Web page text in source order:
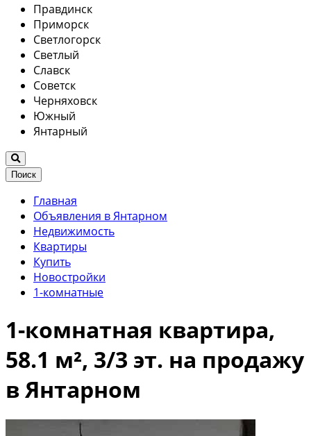
Правдинск
Приморск
Светлогорск
Светлый
Славск
Советск
Черняховск
Южный
Янтарный
Поиск
Главная
Объявления в Янтарном
Недвижимость
Квартиры
Купить
Новостройки
1-комнатные
1-комнатная квартира,
58.1 м², 3/3 эт. на продажу
в Янтарном